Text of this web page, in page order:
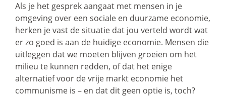
Als je het gesprek aangaat met mensen in je
omgeving over een sociale en duurzame economie,
herken je vast de situatie dat jou verteld wordt wat
er zo goed is aan de huidige economie. Mensen die
uitleggen dat we moeten blijven groeien om het
milieu te kunnen redden, of dat het enige
alternatief voor de vrije markt economie het
communisme is – en dat dit geen optie is, toch?